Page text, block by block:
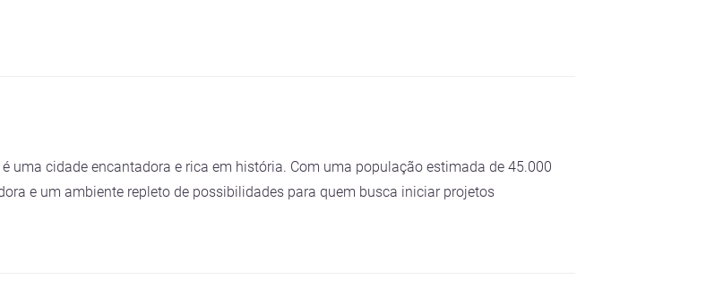
uma cidade encantadora e rica em história. Com uma população estimada de 45.000
e um ambiente repleto de possibilidades para quem busca iniciar projetos